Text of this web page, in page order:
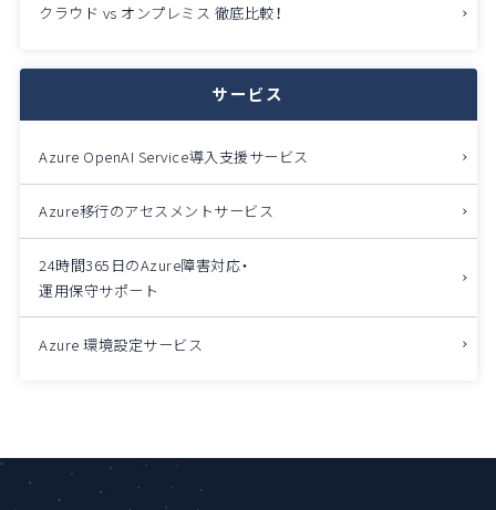
クラウド vs オンプレミス 徹底比較！
サービス
Azure OpenAI Service導入支援サービス
Azure移行のアセスメントサービス
24時間365日のAzure障害対応・
運用保守サポート
Azure 環境設定サービス